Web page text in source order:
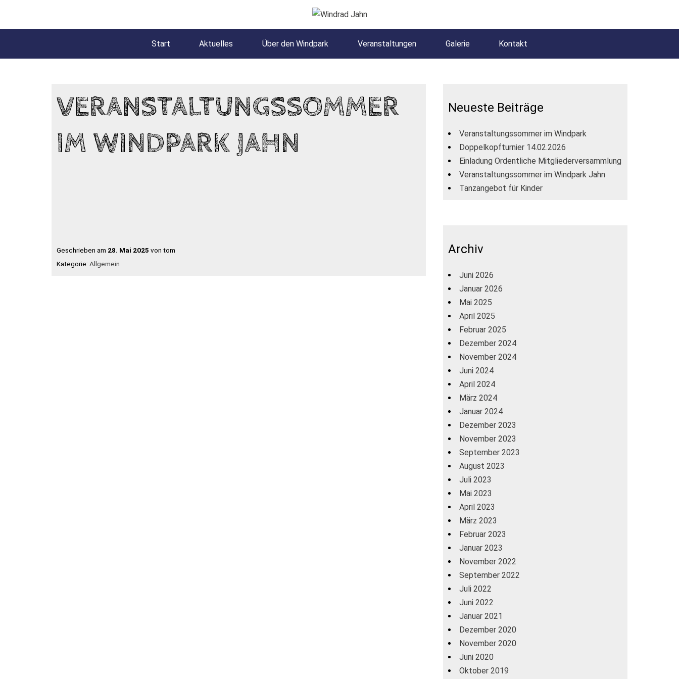
Start Aktuelles Über den Windpark Veranstaltungen Galerie Kontakt
VERANSTALTUNGSSOMMER
IM WINDPARK JAHN
Geschrieben am 28. Mai 2025 von tom
Kategorie: Allgemein
Neueste Beiträge
Veranstaltungssommer im Windpark
Doppelkopfturnier 14.02.2026
Einladung Ordentliche Mitgliederversammlung
Veranstaltungssommer im Windpark Jahn
Tanzangebot für Kinder
Archiv
Juni 2026
Januar 2026
Mai 2025
April 2025
Februar 2025
Dezember 2024
November 2024
Juni 2024
April 2024
März 2024
Januar 2024
Dezember 2023
November 2023
September 2023
August 2023
Juli 2023
Mai 2023
April 2023
März 2023
Februar 2023
Januar 2023
November 2022
September 2022
Juli 2022
Juni 2022
Januar 2021
Dezember 2020
November 2020
Juni 2020
Oktober 2019